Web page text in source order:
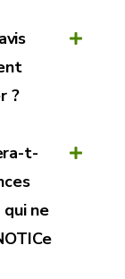
?
t-
ne